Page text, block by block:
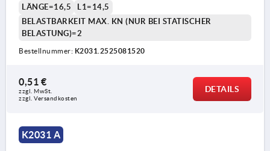
LÄNGE=16,5
L1=14,5
BELASTBARKEIT MAX. KN (NUR BEI STATISCHER
BELASTUNG)=2
Bestellnummer: K2031.2525081520
0,51 €
zzgl. MwSt.
zzgl. Versandkosten
DETAILS
K2031 A